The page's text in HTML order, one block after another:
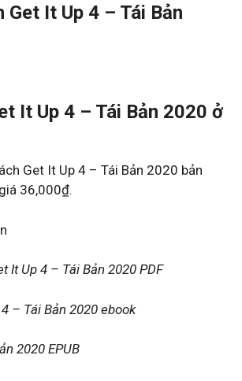
Get It Up 4 – Tái Bản
It Up 4 – Tái Bản 2020 ở
Get It Up 4 – Tái Bản 2020 bản
36,000₫.
It Up 4 – Tái Bản 2020 PDF
– Tái Bản 2020 ebook
2020 EPUB